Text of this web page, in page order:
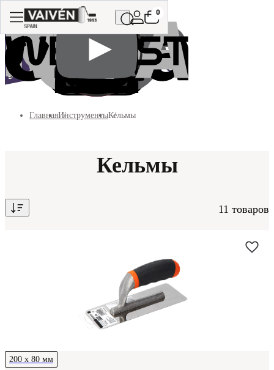
0
ГлавнаяИнструментыКельмы
Кельмы
11 товаров
200 х 80 мм